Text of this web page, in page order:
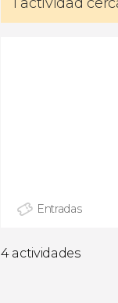
Entradas
4 actividades